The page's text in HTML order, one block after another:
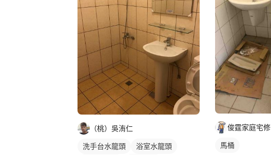
（桃）吳洧仁
洗手台水龍頭
浴室水龍頭
俊霆家庭宅修
馬桶